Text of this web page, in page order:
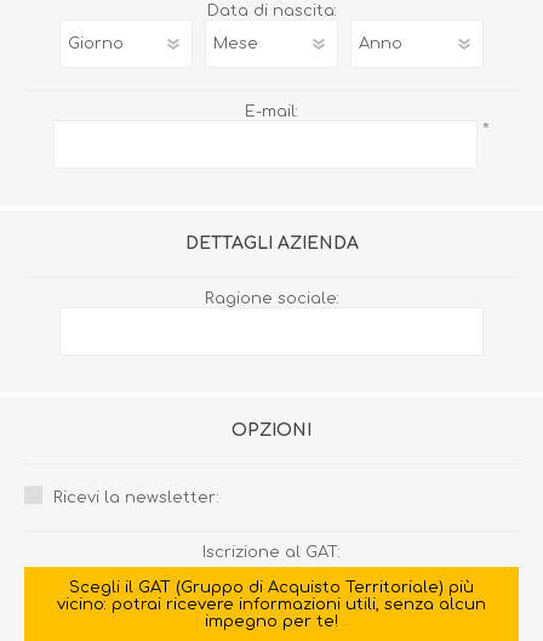
Data di nascita:
E-mail:
*
DETTAGLI AZIENDA
Ragione sociale:
OPZIONI
Ricevi la newsletter:
Iscrizione al GAT:
Scegli il GAT (Gruppo di Acquisto Territoriale) più
vicino: potrai ricevere informazioni utili, senza alcun
impegno per te!